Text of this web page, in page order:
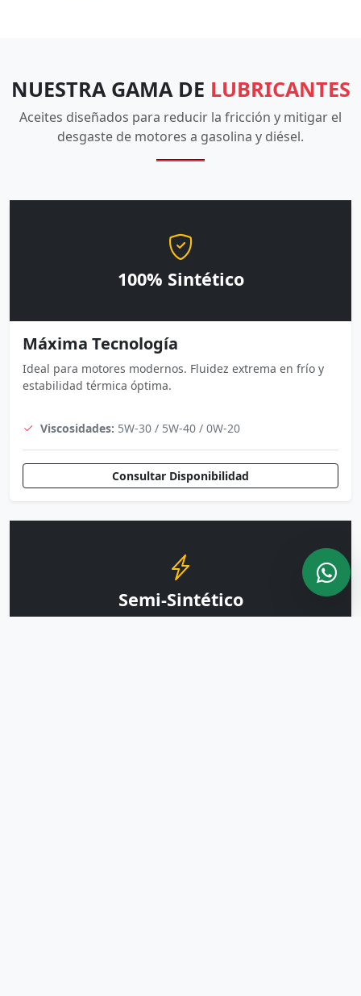
NUESTRA GAMA DE LUBRICANTES
Aceites diseñados para reducir la fricción y mitigar el
desgaste de motores a gasolina y diésel.
100% Sintético
Máxima Tecnología
Ideal para motores modernos. Fluidez extrema en frío y
estabilidad térmica óptima.
Viscosidades: 5W-30 / 5W-40 / 0W-20
Consultar Disponibilidad
Semi-Sintético